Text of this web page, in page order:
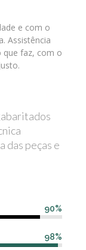
e com o
Assistência
que faz, com o
das peças e
90%
98%